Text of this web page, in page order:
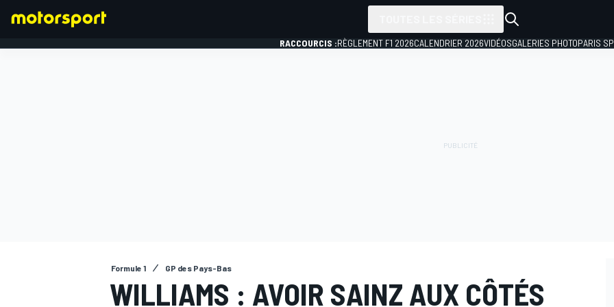
RACCOURCIS :RÈGLEMENT F1 2026CALENDRIER 2026VIDÉOSGALERIES PHOTOPARIS
Formule 1 GP des Pays-Bas
WILLIAMS : AVOIR SAINZ AUX CÔTÉS